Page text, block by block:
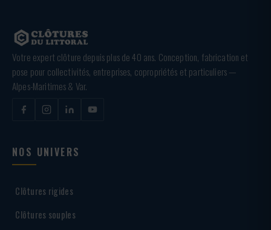
Votre expert clôture depuis plus de 40 ans. Conception, fabrication et
pose pour collectivités, entreprises, copropriétés et particuliers —
Alpes-Maritimes & Var.
NOS UNIVERS
Clôtures rigides
Clôtures souples